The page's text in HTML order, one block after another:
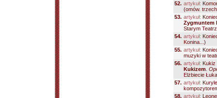
52. artykuł:
(omów.
53. artykuł:
Zygmuntem
Starym
54. artykuł:
Konina...)
55. artykuł:
muzyki w
56. artykuł: Kukiz
Kukizem
Elżbiecie
57. artykuł:
58. artykuł: